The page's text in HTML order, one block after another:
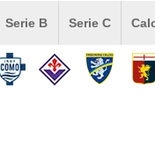
Serie B Serie C